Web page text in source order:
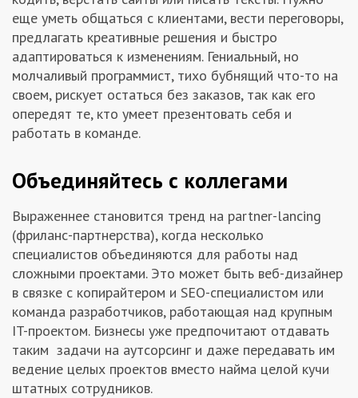
еще уметь общаться с клиентами, вести переговоры,
предлагать креативные решения и быстро
адаптироваться к изменениям. Гениальный, но
молчаливый программист, тихо бубнящий что-то на
своем, рискует остаться без заказов, так как его
опередят те, кто умеет презентовать себя и
работать в команде.
Объединяйтесь с коллегами
Выраженнее становится тренд на partner-lancing
(фриланс-партнерства), когда несколько
специалистов объединяются для работы над
сложными проектами. Это может быть веб-дизайнер
в связке с копирайтером и SEO-специалистом или
команда разработчиков, работающая над крупным
IT-проектом. Бизнесы уже предпочитают отдавать
таким задачи на аутсорсинг и даже передавать им
ведение целых проектов вместо найма целой кучи
штатных сотрудников.